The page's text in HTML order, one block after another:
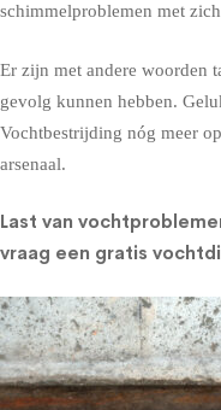
schimmelproblemen met
Er zijn met andere woorden
gevolg kunnen hebben.
Vochtbestrijding nóg meer
arsenaal.
Last van
vraag een gratis